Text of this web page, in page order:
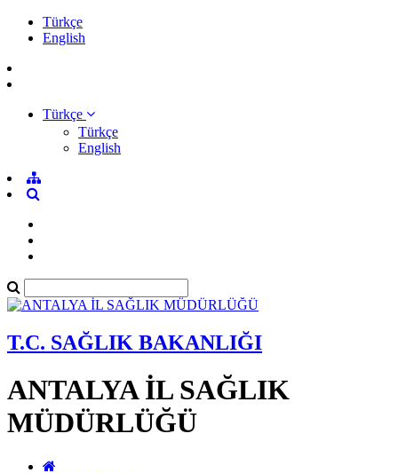
Türkçe
English
Türkçe
Türkçe
English
T.C. SAĞLIK BAKANLIĞI
ANTALYA İL SAĞLIK
MÜDÜRLÜĞÜ